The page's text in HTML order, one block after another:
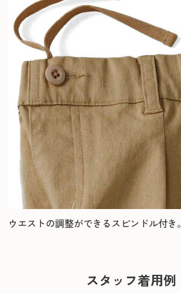
ウエストの調整ができるスピンドル付き。
スタッフ着用例